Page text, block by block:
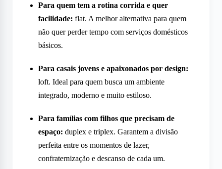
Para quem tem a rotina corrida e quer
facilidade: flat. A melhor alternativa para quem
não quer perder tempo com serviços domésticos
básicos.
Para casais jovens e apaixonados por design:
loft. Ideal para quem busca um ambiente
integrado, moderno e muito estiloso.
Para famílias com filhos que precisam de
espaço: duplex e triplex. Garantem a divisão
perfeita entre os momentos de lazer,
confraternização e descanso de cada um.